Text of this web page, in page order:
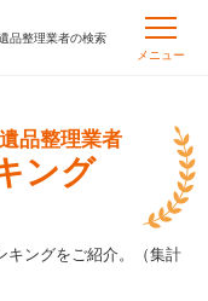
品整理業者の検索
メニュー
遺品整理業者
ング
キングをご紹介。（集計